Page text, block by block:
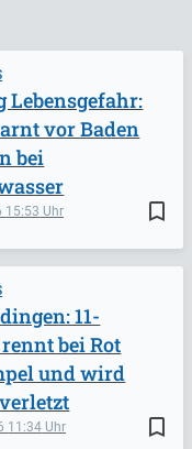
bookmark_border
15:53
Lebensgefahr:
vor Baden
bei
bookmark_border
11:34
11-
bei Rot
und wird